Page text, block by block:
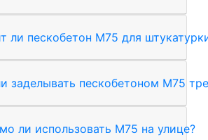
ли пескобетон М75 для
заделывать пескобетоном М75
ли использовать М75 на улице?